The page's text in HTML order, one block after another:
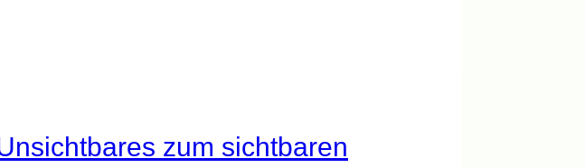
zum sichtbaren